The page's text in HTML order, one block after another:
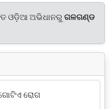
ଓଡ଼ିଆ ଅଭିଧାନରୁଗଳଗଣ୍ଡ
ରୋଗ